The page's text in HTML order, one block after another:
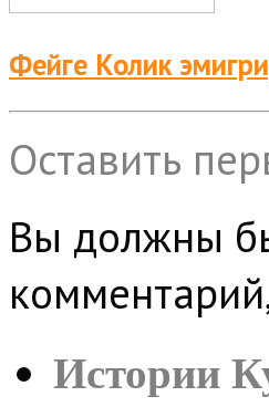
Фейге Колик
Оставить
Вы должны
Истории